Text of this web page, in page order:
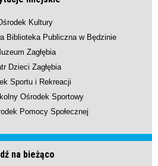
Kultury
Biblioteka Publiczna w Będzinie
Zagłębia
Dzieci Zagłębia
Sportu i Rekreacji
Ośrodek Sportowy
Pomocy Społecznej
na bieżąco